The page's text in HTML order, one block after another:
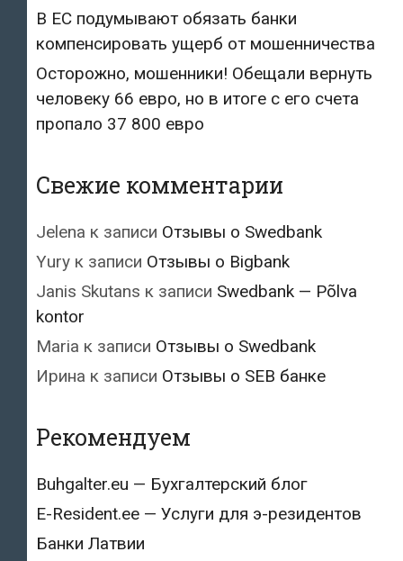
В ЕС подумывают обязать банки
компенсировать ущерб от мошенничества
Осторожно, мошенники! Обещали вернуть
человеку 66 евро, но в итоге с его счета
пропало 37 800 евро
Свежие комментарии
Jelena к записи Отзывы о Swedbank
Yury к записи Отзывы о Bigbank
Janis Skutans к записи Swedbank — Põlva
kontor
Maria к записи Отзывы о Swedbank
Ирина к записи Отзывы о SEB банке
Рекомендуем
Buhgalter.eu — Бухгалтерский блог
E-Resident.ee — Услуги для э-резидентов
Банки Латвии